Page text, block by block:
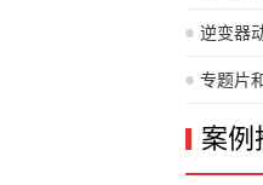
逆变器
专题片
案例